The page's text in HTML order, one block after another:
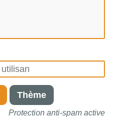
Thème
Protection anti-spam active